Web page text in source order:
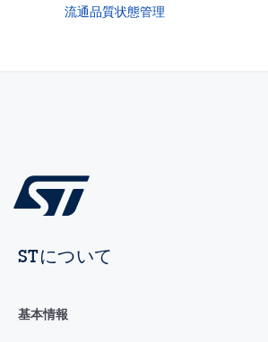
流通品質状態管理
STについて
基本情報